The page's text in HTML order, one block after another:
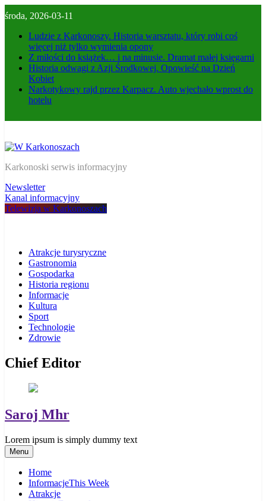
to
content
środa, 2026-03-11
Ludzie z Karkonoszy. Historia warsztatu, który robi coś
więcej niż tylko wymienia opony
Z miłości do książek… i na minusie. Dramat małej księgarni
Historia odwagi z Azji Środkowej. Opowieść na Dzień
Kobiet
Narkotykowy rajd przez Karpacz. Auto wjechało wprost do
hotelu
W Karkonoszach
Karkonoski serwis informacyjny
Newsletter
Kanal informacyjny
Telewizja w Karkonoszach
Atrakcje turysryczne
Gastronomia
Gospodarka
Historia regionu
Informacje
Kultura
Sport
Technologie
Zdrowie
Chief Editor
Saroj Mhr
Lorem ipsum is simply dummy text
Menu
Home
InformacjeThis Week
Atrakcje